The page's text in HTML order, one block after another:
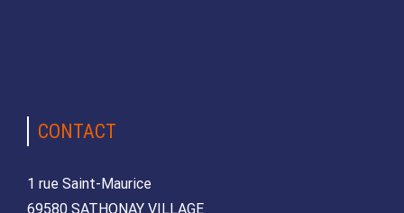
CONTACT
1 rue Saint-Maurice
69580 SATHONAY VILLAGE